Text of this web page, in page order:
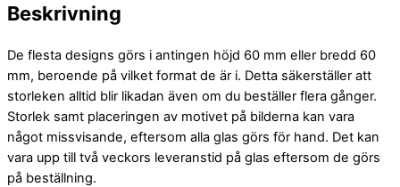
Beskrivning
De flesta designs görs i antingen höjd 60 mm eller bredd 60
mm, beroende på vilket format de är i. Detta säkerställer att
storleken alltid blir likadan även om du beställer flera gånger.
Storlek samt placeringen av motivet på bilderna kan vara
något missvisande, eftersom alla glas görs för hand. Det kan
vara upp till två veckors leveranstid på glas eftersom de görs
på beställning.